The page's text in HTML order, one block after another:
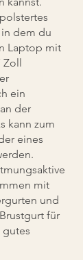
in dem du
Laptop mit
Zoll
ein
der
kann zum
eines
mit
und
für
gutes